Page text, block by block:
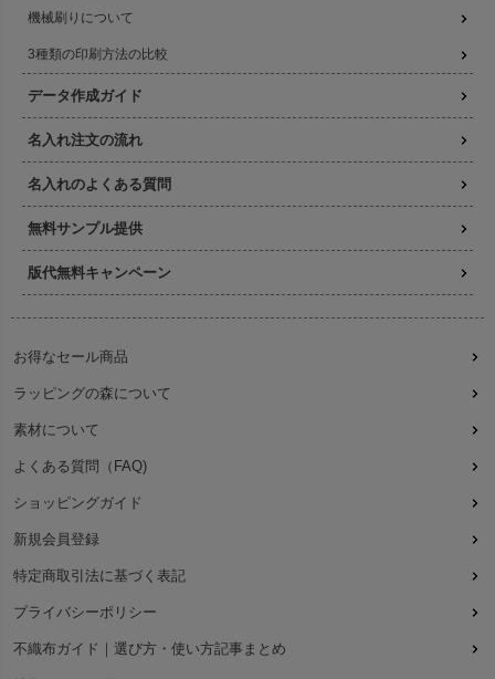
機械刷りについて
3種類の印刷方法の比較
データ作成ガイド
名入れ注文の流れ
名入れのよくある質問
無料サンプル提供
版代無料キャンペーン
お得なセール商品
ラッピングの森について
素材について
よくある質問（FAQ)
ショッピングガイド
新規会員登録
特定商取引法に基づく表記
プライバシーポリシー
不織布ガイド｜選び方・使い方記事まとめ